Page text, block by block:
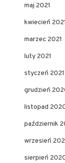
maj 2021
kwiecień 2021
marzec 2021
luty 2021
styczeń 2021
grudzień
listopad
październik
wrzesień
sierpień